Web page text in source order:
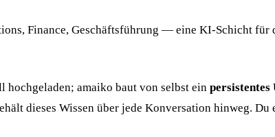
Finance, Geschäftsführung — eine KI-Schicht für
amaiko baut von selbst ein persistentes
dieses Wissen über jede Konversation hinweg.